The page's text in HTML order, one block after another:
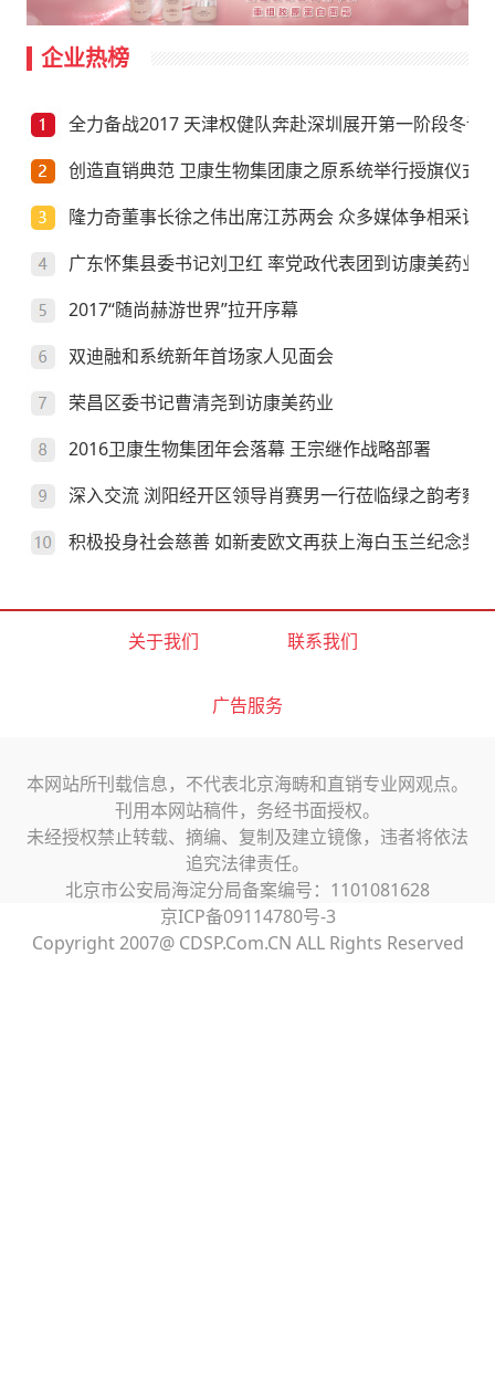
企业热榜
全力备战2017 天津权健队奔赴深圳展开第一阶段冬训
创造直销典范 卫康生物集团康之原系统举行授旗仪式
隆力奇董事长徐之伟出席江苏两会 众多媒体争相采访
广东怀集县委书记刘卫红 率党政代表团到访康美药业
2017“随尚赫游世界”拉开序幕
双迪融和系统新年首场家人见面会
荣昌区委书记曹清尧到访康美药业
2016卫康生物集团年会落幕 王宗继作战略部署
深入交流 浏阳经开区领导肖赛男一行莅临绿之韵考察
积极投身社会慈善 如新麦欧文再获上海白玉兰纪念奖
关于我们 联系我们
广告服务
本网站所刊载信息，不代表北京海畴和直销专业网观点。
刊用本网站稿件，务经书面授权。
未经授权禁止转载、摘编、复制及建立镜像，违者将依法
追究法律责任。
北京市公安局海淀分局备案编号：1101081628
京ICP备09114780号-3
Copyright 2007@ CDSP.Com.CN ALL Rights Reserved